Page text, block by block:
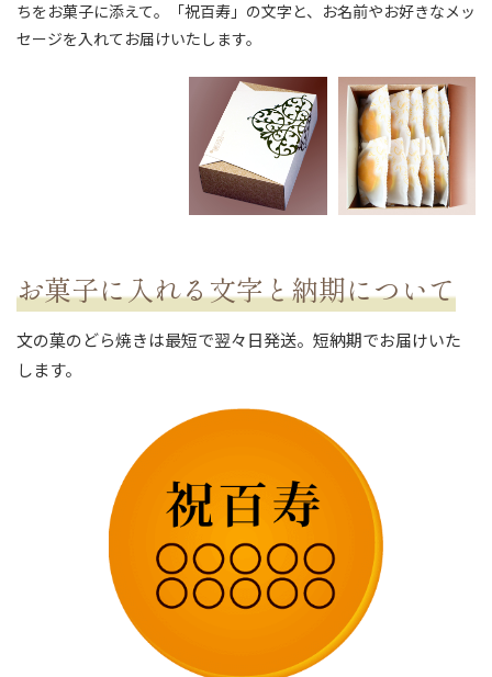
退職・異動の挨拶におすすめのお菓子ギ
フト5選
もらっ
失敗し
ちをお菓子に添えて。「祝百寿」の文字と、お名前やお好きなメッ
セージを入れてお届けいたします。
お菓子に入れる文字と納期について
文の菓のどら焼きは最短で翌々日発送。短納期でお届けいた
します。